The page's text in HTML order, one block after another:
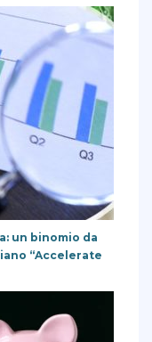
un binomio da
“Accelerate